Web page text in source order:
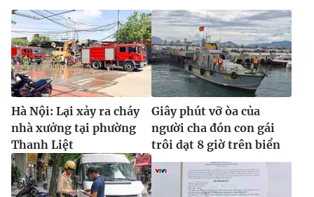
Hà Nội: Lại xảy ra cháy
nhà xưởng tại phường
Thanh Liệt
Giây phút vỡ òa của
người cha đón con gái
trôi dạt 8 giờ trên biển